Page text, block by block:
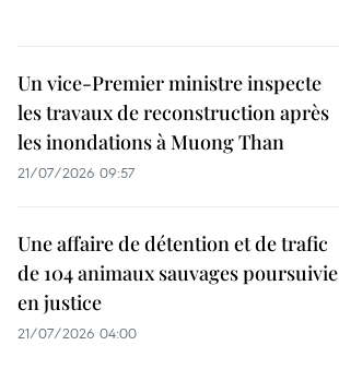
Un vice-Premier ministre inspecte
les travaux de reconstruction après
les inondations à Muong Than
21/07/2026 09:57
Une affaire de détention et de trafic
de 104 animaux sauvages poursuivie
en justice
21/07/2026 04:00